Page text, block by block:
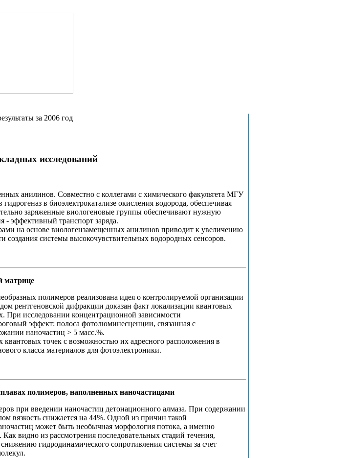
за 2006 год
исследований
анилинов. Совместно с коллегами с химического факультета МГУ
в биоэлектрокатализе окисления водорода, обеспечивая
заряженные виологеновые группы обеспечивают нужную
- эффективный транспорт заряда.
на основе виологензамещенных анилинов приводит к увеличению
создания системы высокочувствительных водородных сенсоров.
матрице
полимеров реализована идея о контролируемой организации
рентгеновской дифракции доказан факт локализации квантовых
При исследовании концентрационной зависимости
эффект: полоса фотолюминесценции, связанная с
наночастиц > 5 масс.%.
точек с возможностью их адресного расположения в
класса материалов для фотоэлектроники.
полимеров, наполненных наночастицами
при введении наночастиц детонационного алмаза. При содержании
вязкость снижается на 44%. Одной из причин такой
может быть необычная морфология потока, а именно
видно из рассмотрения последовательных стадий течения,
гидродинамического сопротивления системы за счет